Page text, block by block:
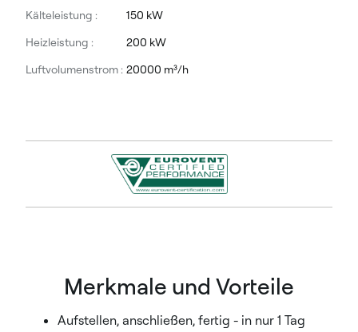
Kälteleistung :
150 kW
Heizleistung :
200 kW
Luftvolumenstrom : 20000 m³/h
Merkmale und Vorteile
Aufstellen, anschließen, fertig - in nur 1 Tag